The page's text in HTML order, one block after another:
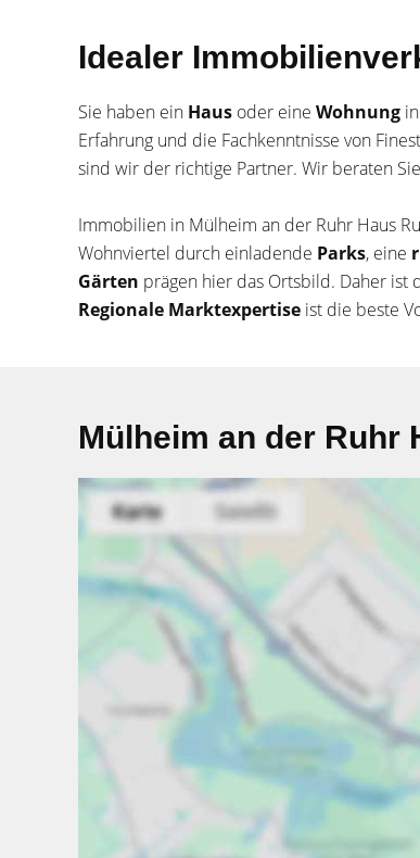
Idealer
Sie haben ein Haus oder eine Wohnung
Erfahrung und die Fachkenntnisse von
sind wir der richtige Partner. Wir beraten
Immobilien in Mülheim an der Ruhr Haus
Wohnviertel durch einladende Parks, eine
Gärten prägen hier das Ortsbild. Daher ist
Regionale Marktexpertise ist die beste
Mülheim an der Ruhr